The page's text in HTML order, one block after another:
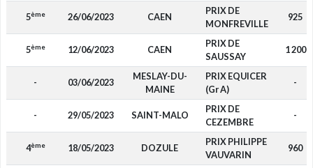
5ème 26/06/2023 CAEN
PRIX DE
MONFREVILLE
925
5ème 12/06/2023 CAEN
PRIX DE
SAUSSAY
1 200
- 03/06/2023
MESLAY-DU-
MAINE
PRIX EQUICER
(Gr A)
-
- 29/05/2023 SAINT-MALO
PRIX DE
CEZEMBRE
-
4ème 18/05/2023 DOZULE
PRIX PHILIPPE
VAUVARIN
960